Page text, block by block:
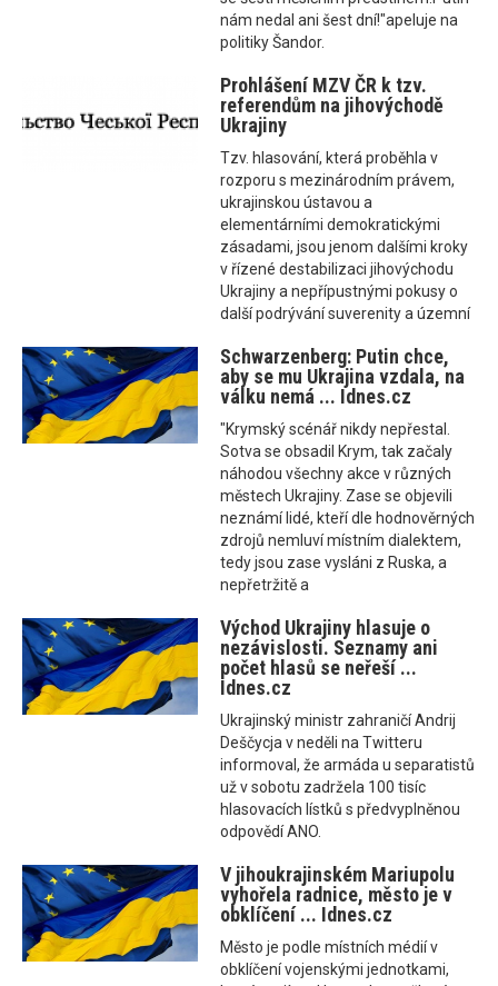
nám nedal ani šest dní!"apeluje na
politiky Šandor.
Prohlášení MZV ČR k tzv.
referendům na jihovýchodě
Ukrajiny
Tzv. hlasování, která proběhla v
rozporu s mezinárodním právem,
ukrajinskou ústavou a
elementárními demokratickými
zásadami, jsou jenom dalšími kroky
v řízené destabilizaci jihovýchodu
Ukrajiny a nepřípustnými pokusy o
další podrývání suverenity a územní
Schwarzenberg: Putin chce,
aby se mu Ukrajina vzdala, na
válku nemá ... Idnes.cz
"Krymský scénář nikdy nepřestal.
Sotva se obsadil Krym, tak začaly
náhodou všechny akce v různých
městech Ukrajiny. Zase se objevili
neznámí lidé, kteří dle hodnověrných
zdrojů nemluví místním dialektem,
tedy jsou zase vysláni z Ruska, a
nepřetržitě a
Východ Ukrajiny hlasuje o
nezávislosti. Seznamy ani
počet hlasů se neřeší ...
Idnes.cz
Ukrajinský ministr zahraničí Andrij
Deščycja v neděli na Twitteru
informoval, že armáda u separatistů
už v sobotu zadržela 100 tisíc
hlasovacích lístků s předvyplněnou
odpovědí ANO.
V jihoukrajinském Mariupolu
vyhořela radnice, město je v
obklíčení ... Idnes.cz
Město je podle místních médií v
obklíčení vojenskými jednotkami,